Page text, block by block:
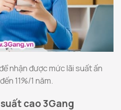
nhận được mức lãi suất ấn
11%/1 năm.
cao 3Gang